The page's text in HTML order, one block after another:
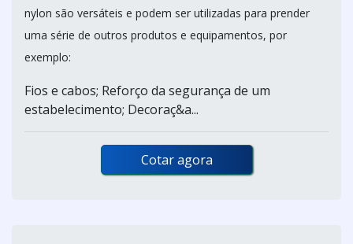
nylon são versáteis e podem ser utilizadas para prender
uma série de outros produtos e equipamentos, por
exemplo:
Fios e cabos; Reforço da segurança de um
estabelecimento; Decoraç&a...
Cotar agora